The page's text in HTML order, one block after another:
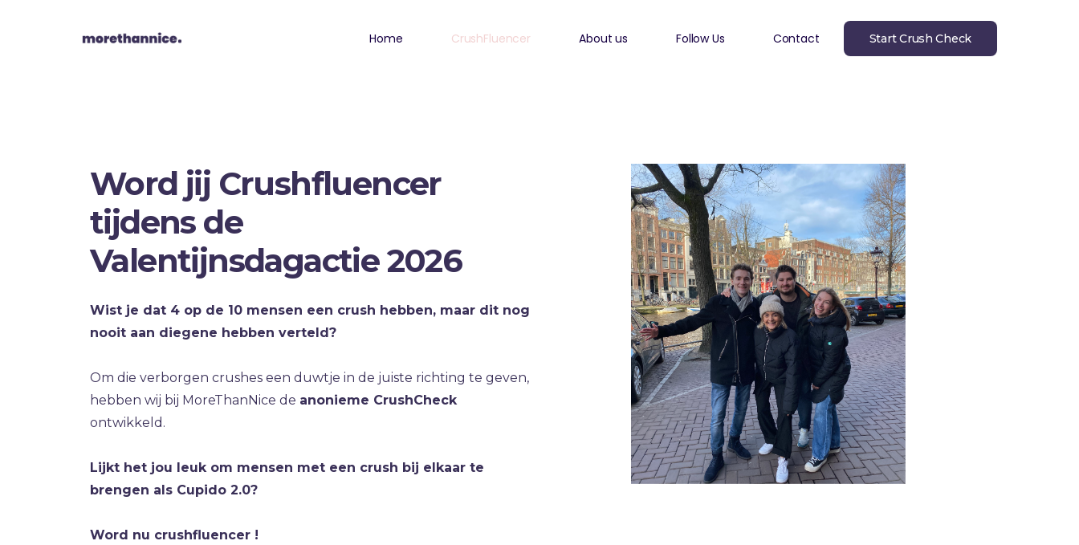
Home CrushFluencer About us Follow Us Contact Start Crush Check
Word jij Crushfluencer
tijdens de
Valentijnsdagactie 2026
Wist je dat 4 op de 10 mensen een crush hebben, maar dit nog
nooit aan diegene hebben verteld?
Om die verborgen crushes een duwtje in de juiste richting te geven,
hebben wij bij MoreThanNice de anonieme CrushCheck
ontwikkeld.
Lijkt het jou leuk om mensen met een crush bij elkaar te
brengen als Cupido 2.0?
Word nu crushfluencer !